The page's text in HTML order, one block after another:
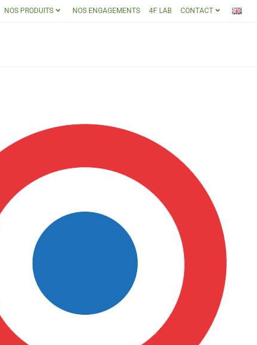
NOS PRODUITS NOS ENGAGEMENTS 4F LAB CONTACT